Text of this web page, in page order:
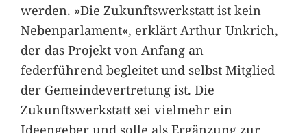
werden. »Die Zukunftswerkstatt ist kein
Nebenparlament«, erklärt Arthur Unkrich,
der das Projekt von Anfang an
federführend begleitet und selbst Mitglied
der Gemeindevertretung ist. Die
Zukunftswerkstatt sei vielmehr ein
Ideengeber und solle als Ergänzung zur